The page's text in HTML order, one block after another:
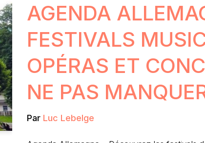
AGENDA
FESTIVALS
OPÉRAS ET
NE PAS
Par Luc Lebelge